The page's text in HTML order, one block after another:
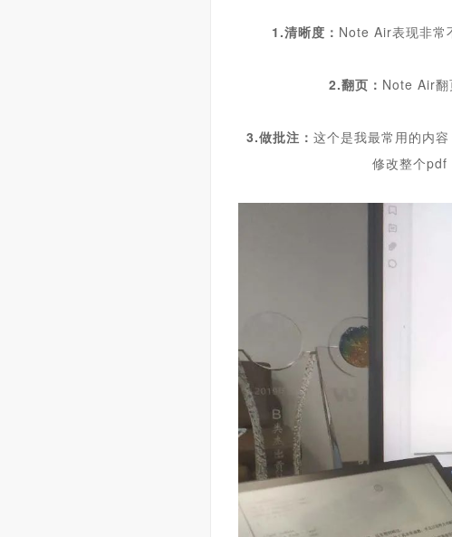
1.清晰度： Note Air表现非常
2.翻页： Note Air
3.做批注： 这个是我最常用的内
修改整个pdf